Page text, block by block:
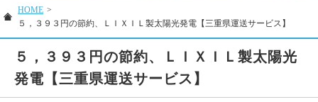
HOME >
５，３９３円の節約、ＬＩＸＩＬ製太陽光発電【三重県運送サービス】
５，３９３円の節約、ＬＩＸＩＬ製太陽光
発電【三重県運送サービス】